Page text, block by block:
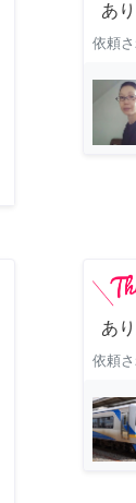
あ
依頼
あ
依頼